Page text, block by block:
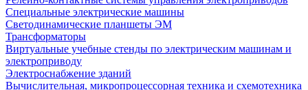
Специальные электрические машины
Светодинамические планшеты ЭМ
Трансформаторы
Виртуальные учебные стенды по электрическим машинам и
электроприводу
Электроснабжение зданий
Вычислительная, микропроцессорная техника и схемотехника